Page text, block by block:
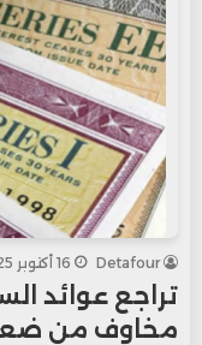
Detafour 16 أكتوبر 2025
تراجع عوائد
مخاوف من